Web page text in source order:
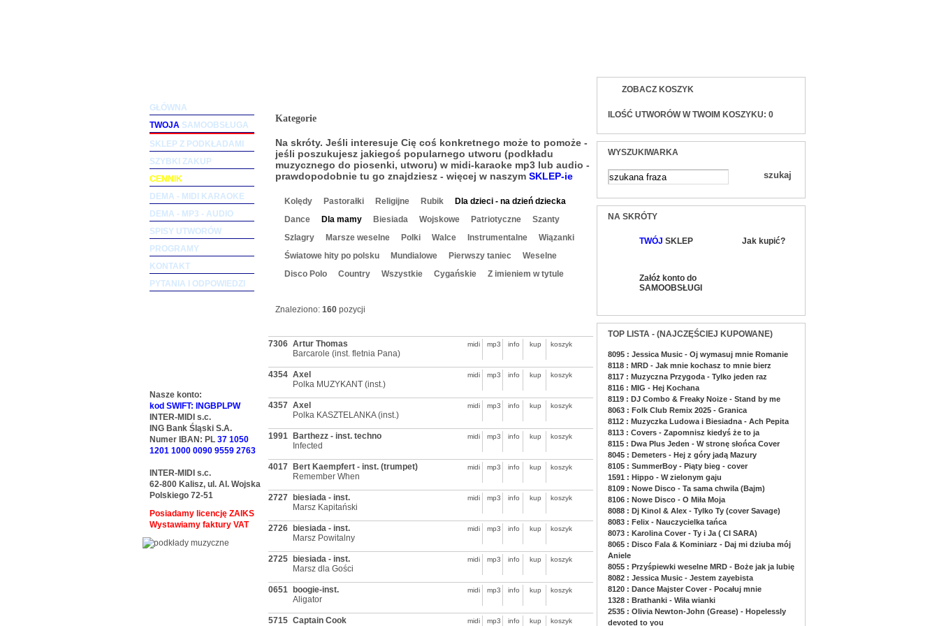
Kategorie
Na skróty. Jeśli interesuje Cię coś konkretnego może to pomoże -
jeśli poszukujesz jakiegoś popularnego utworu (podkładu
muzycznego do piosenki, utworu) w midi-karaoke mp3 lub audio -
prawdopodobnie tu go znajdziesz - więcej w naszym SKLEP-ie
Kolędy Pastorałki Religijne Rubik Dla dzieci - na dzień dziecka
Dance Dla mamy Biesiada Wojskowe Patriotyczne Szanty
Szlagry Marsze weselne Polki Walce Instrumentalne Wiązanki
Światowe hity po polsku Mundialowe Pierwszy taniec Weselne
Disco Polo Country Wszystkie Cygańskie Z imieniem w tytule
Znaleziono: 160pozycji
7306 Artur Thomas
Barcarole (inst. fletnia Pana)
midi mp3 info kup koszyk
4354 Axel
Polka MUZYKANT (inst.)
midi mp3 info kup koszyk
4357 Axel
Polka KASZTELANKA (inst.)
midi mp3 info kup koszyk
1991
Barthezz - inst. techno
Infected
midi mp3 info kup koszyk
4017
Bert Kaempfert - inst. (trumpet)
Remember When
midi mp3 info kup koszyk
2727
biesiada - inst.
Marsz Kapitański
midi mp3 info kup koszyk
2726
biesiada - inst.
Marsz Powitalny
midi mp3 info kup koszyk
2725
biesiada - inst.
Marsz dla Gości
midi mp3 info kup koszyk
0651
boogie-inst.
Aligator
midi mp3 info kup koszyk
5715 Captain Cook
midi mp3 info kup koszyk
ZOBACZ KOSZYK
ILOŚĆ UTWORÓW W TWOIM KOSZYKU: 0
WYSZUKIWARKA
NA SKRÓTY
TWÓJ SKLEP Jak kupić?
Załóż konto do
SAMOOBSŁUGI
TOP LISTA - (NAJCZĘŚCIEJ KUPOWANE)
8095 : Jessica Music - Oj wymasuj mnie Romanie
8118 : MRD - Jak mnie kochasz to mnie bierz
8117 : Muzyczna Przygoda - Tylko jeden raz
8116 : MIG - Hej Kochana
8119 : DJ Combo & Freaky Noize - Stand by me
8063 : Folk Club Remix 2025 - Granica
8112 : Muzyczka Ludowa i Biesiadna - Ach Pepita
8113 : Covers - Zapomnisz kiedyś że to ja
8115 : Dwa Plus Jeden - W stronę słońca Cover
8045 : Demeters - Hej z góry jadą Mazury
8105 : SummerBoy - Piąty bieg - cover
1591 : Hippo - W zielonym gaju
8109 : Nowe Disco - Ta sama chwila (Bajm)
8106 : Nowe Disco - O Miła Moja
8088 : Dj Kinol & Alex - Tylko Ty (cover Savage)
8083 : Felix - Nauczycielka tańca
8073 : Karolina Cover - Ty i Ja ( CI SARA)
8065 : Disco Fala & Kominiarz - Daj mi dziuba mój
Aniele
8055 : Przyśpiewki weselne MRD - Boże jak ja lubię
8082 : Jessica Music - Jestem zayebista
8120 : Dance Majster Cover - Pocałuj mnie
1328 : Brathanki - Wiła wianki
2535 : Olivia Newton-John (Grease) - Hopelessly
devoted to you
GŁÓWNA
TWOJASAMOOBSŁUGA
SKLEP Z PODKŁADAMI
SZYBKI ZAKUP
CENNIK
DEMA - MIDI KARAOKE
DEMA - MP3 - AUDIO
SPISY UTWORÓW
PROGRAMY
KONTAKT
PYTANIA I ODPOWIEDZI
Nasze konto:
kod SWIFT: INGBPLPW
INTER-MIDI s.c.
ING Bank Śląski S.A.
Numer IBAN: PL37 1050
1201 1000 0090 9559 2763
INTER-MIDI s.c.
62-800 Kalisz, ul. Al. Wojska
Polskiego 72-51
Posiadamy licencję ZAIKS
Wystawiamy faktury VAT